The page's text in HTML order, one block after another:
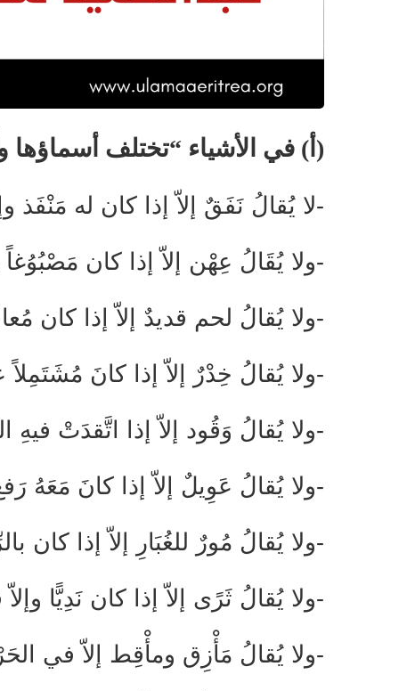
(أ) في الأشياء “تختلف أسماؤها
-لا يُقالُ نَفَقٌ إلاّ إذا كان له
-ولا يُقَالُ عِهْن إلاّ إذا كان
-ولا يُقالُ لحم قديدٌ إلاّ إذا كان
-ولا يُقالُ خِدْرٌ إلاّ إذا كانَ
-ولا يُقالُ وَقُود إلاّ إذا اتَّقدَتْ فيهِ
-ولا يُقالُ عَوِيلٌ إلاّ إذا كانَ مَعَهُ
-ولا يُقالُ مُورٌ للغُبَارِ إلاّ إذا كان
-ولا يُقالُ ثَرًى إلاّ إذا كان نَدِيًّا
-ولا يُقالُ مَأْزِق ومأْقِط إلاّ في